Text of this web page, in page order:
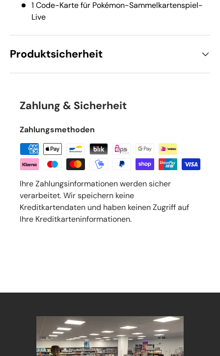
1 Code-Karte für Pokémon-Sammelkartenspiel-
Live
Produktsicherheit
Zahlung & Sicherheit
Zahlungsmethoden
Ihre Zahlungsinformationen werden sicher
verarbeitet. Wir speichern keine
Kreditkartendaten und haben keinen Zugriff auf
Ihre Kreditkarteninformationen.